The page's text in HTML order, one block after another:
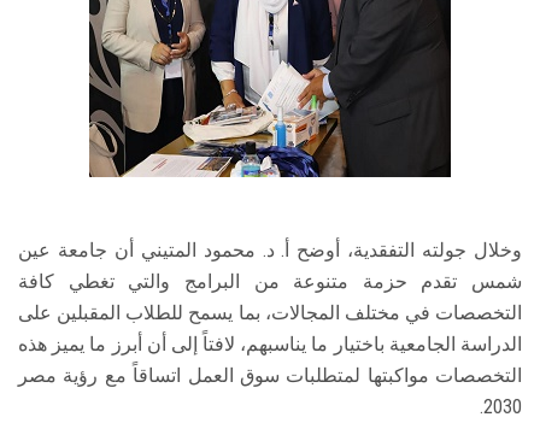
وخلال جولته التفقدية، أوضح أ. د. محمود المتيني أن جامعة عين
شمس تقدم حزمة متنوعة من البرامج والتي تغطي كافة
التخصصات في مختلف المجالات، بما يسمح للطلاب المقبلين على
الدراسة الجامعية باختيار ما يناسبهم، لافتاً إلى أن أبرز ما يميز هذه
التخصصات مواكبتها لمتطلبات سوق العمل اتساقاً مع رؤية مصر
2030.